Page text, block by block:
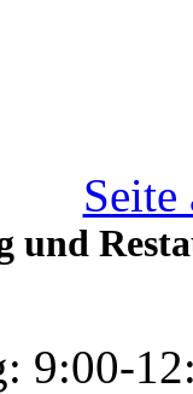
Seite
und
9:00-